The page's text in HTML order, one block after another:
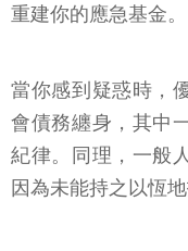
重建你的應急基金。
當你感到疑惑時，
會債務纏身，其中
紀律。同理，一般
因為未能持之以恆地